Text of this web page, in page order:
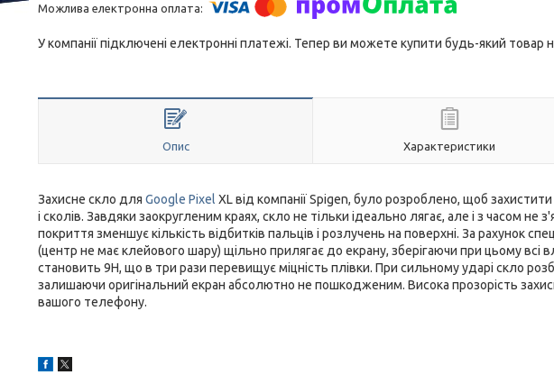
У компанії підключені електронні платежі. Тепер ви можете купити будь-який товар
Опис Характеристики
Захисне скло для Google Pixel XL від компанії Spigen, було розроблено, щоб
і сколів. Завдяки заокругленим краях, скло не тільки ідеально лягає, але і з часом
покриття зменшує кількість відбитків пальців і розлучень на поверхні. За рахунок
(центр не має клейового шару) щільно прилягає до екрану, зберігаючи при цьому всі
становить 9Н, що в три рази перевищує міцність плівки. При сильному ударі скло
залишаючи оригінальний екран абсолютно не пошкодженим. Висока прозорість
вашого телефону.